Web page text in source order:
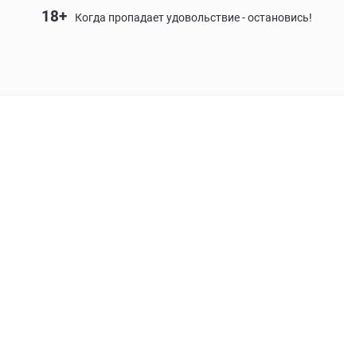
18+ Когда пропадает удовольствие - остановись!